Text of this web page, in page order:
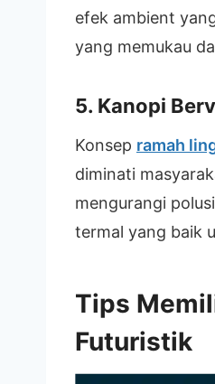
efek ambient
yang memukau
5. Kanopi
Konsep ramah
diminati
mengurangi
termal yang baik
Tips
Futuristik